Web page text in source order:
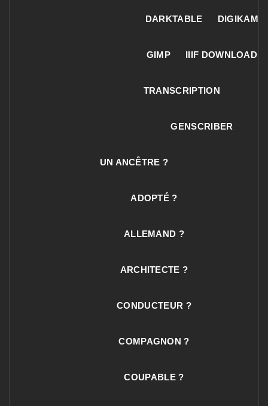
DARKTABLE DIGIKAM
GIMP IIIF DOWNLOAD
TRANSCRIPTION
GENSCRIBER
UN ANCÊTRE ?
ADOPTÉ ?
ALLEMAND ?
ARCHITECTE ?
CONDUCTEUR ?
COMPAGNON ?
COUPABLE ?